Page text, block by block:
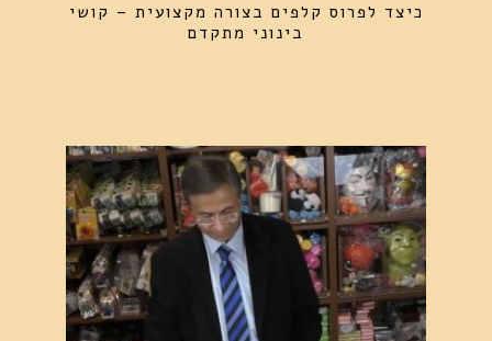
כיצד לפרוס קלפים בצורה מקצועית – קושי
בינוני מתקדם